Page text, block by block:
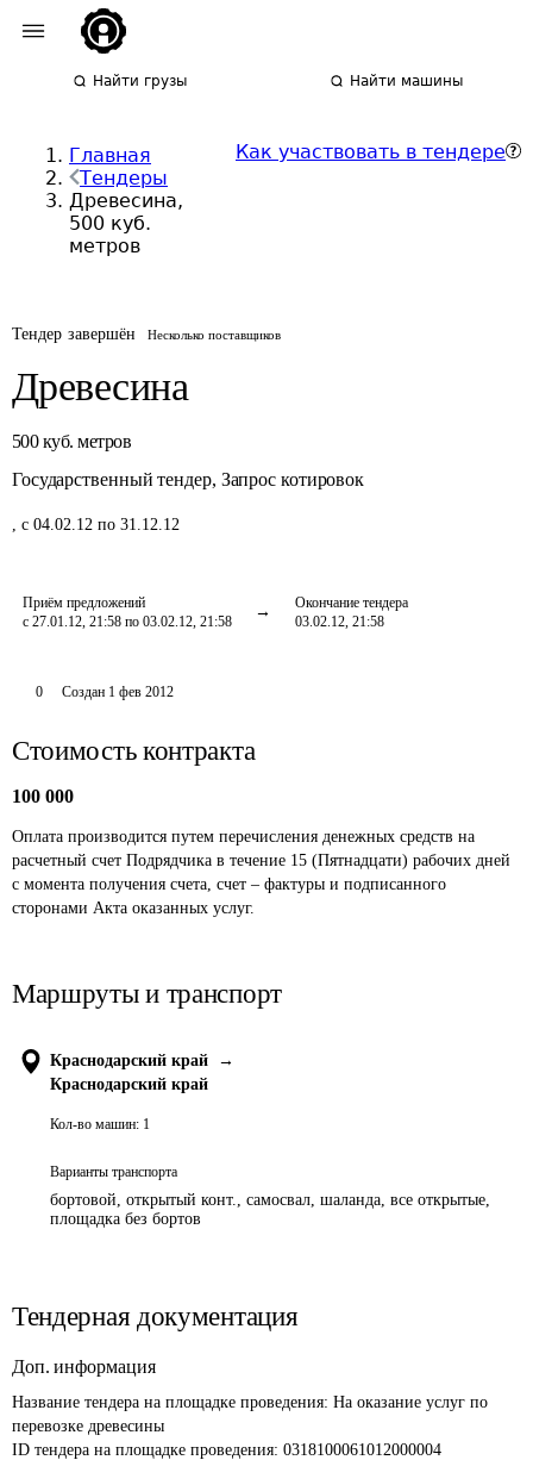
Найти грузы Найти машины
Главная
Тендеры
Древесина,
500 куб.
метров
Как участвовать в тендере
Тендер завершён Несколько поставщиков
Древесина
500 куб. метров
Государственный тендер, Запрос котировок
, с 04.02.12 по 31.12.12
Приём предложений
с 27.01.12, 21:58 по 03.02.12, 21:58
Окончание тендера
03.02.12, 21:58
0 Создан 1 фев 2012
Стоимость контракта
100 000
Оплата производится путем перечисления денежных средств на
расчетный счет Подрядчика в течение 15 (Пятнадцати) рабочих дней
с момента получения счета, счет – фактуры и подписанного
сторонами Акта оказанных услуг.
Маршруты и транспорт
Краснодарский край
→
Краснодарский край
Кол-во машин: 1
Варианты транспорта
бортовой, открытый конт., самосвал, шаланда, все открытые,
площадка без бортов
Тендерная документация
Доп. информация
Название тендера на площадке проведения: На оказание услуг по
перевозке древесины
ID тендера на площадке проведения: 0318100061012000004